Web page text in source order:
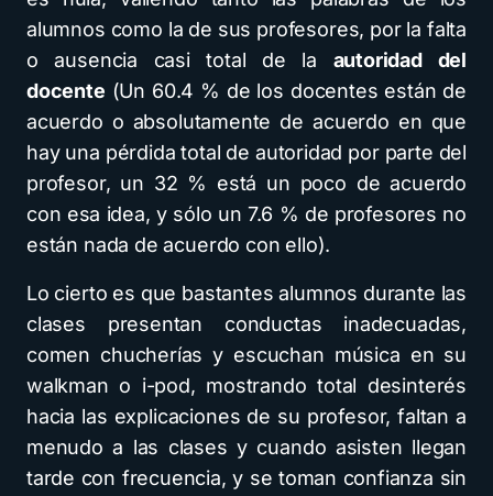
alumnos como la de sus profesores, por la falta
o ausencia casi total de la autoridad del
docente (Un 60.4 % de los docentes están de
acuerdo o absolutamente de acuerdo en que
hay una pérdida total de autoridad por parte del
profesor, un 32 % está un poco de acuerdo
con esa idea, y sólo un 7.6 % de profesores no
están nada de acuerdo con ello).
Lo cierto es que bastantes alumnos durante las
clases presentan conductas inadecuadas,
comen chucherías y escuchan música en su
walkman o i-pod, mostrando total desinterés
hacia las explicaciones de su profesor, faltan a
menudo a las clases y cuando asisten llegan
tarde con frecuencia, y se toman confianza sin